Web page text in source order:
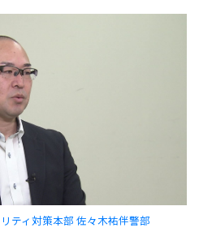
ティ対策本部 佐々木祐伴警部